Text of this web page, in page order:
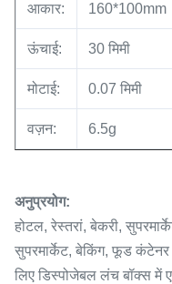
आकार: 160*100mm
ऊंचाई: 30 मिमी
मोटाई: 0.07 मिमी
वज़न: 6.5g
अनुप्रयोग:
होटल, रेस्तरां, बेकरी,
सुपरमार्केट, बेकिंग, फूड
लिए डिस्पोजेबल लंच बॉक्स में